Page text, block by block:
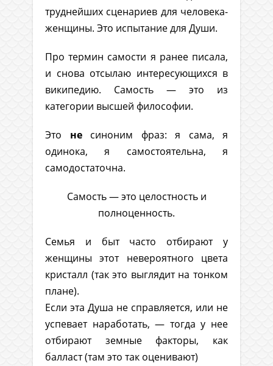
труднейших сценариев для человека-
женщины. Это испытание для Души.
Про термин самости я ранее писала,
и снова отсылаю интересующихся в
википедию. Самость — это из
категории высшей философии.
Это несиноним фраз: я сама, я
одинока, я самостоятельна, я
самодостаточна.
Самость — это целостность и
полноценность.
Семья и быт часто отбирают у
женщины этот невероятного цвета
кристалл (так это выглядит на тонком
плане).
Если эта Душа не справляется, или не
успевает наработать, — тогда у нее
отбирают земные факторы, как
балласт (там это так оценивают)